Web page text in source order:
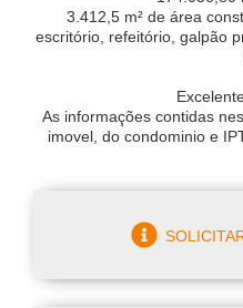
3.412,5 m² de área
escritório, refeitório, galpão
As informações contidas
imovel, do condominio e